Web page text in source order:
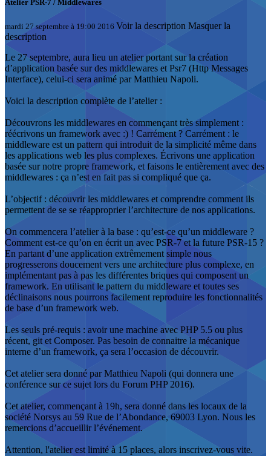
Atelier PSR-7 / Middlewares
mardi 27 septembre à 19:00 2016 Voir la description Masquer la
description
Le 27 septembre, aura lieu un atelier portant sur la création
d’application basée sur des middlewares et Psr7 (Http Messages
Interface), celui-ci sera animé par Matthieu Napoli.
Voici la description complète de l’atelier :
Découvrons les middlewares en commençant très simplement :
réécrivons un framework avec :) ! Carrément ? Carrément : le
middleware est un pattern qui introduit de la simplicité même dans
les applications web les plus complexes. Écrivons une application
basée sur notre propre framework, et faisons le entièrement avec des
middlewares : ça n’est en fait pas si compliqué que ça.
L’objectif : découvrir les middlewares et comprendre comment ils
permettent de se se réapproprier l’architecture de nos applications.
On commencera l’atelier à la base : qu’est-ce qu’un middleware ?
Comment est-ce qu’on en écrit un avec PSR-7 et la future PSR-15 ?
En partant d’une application extrêmement simple nous
progresserons doucement vers une architecture plus complexe, en
implémentant pas à pas les différentes briques qui composent un
framework. En utilisant le pattern du middleware et toutes ses
déclinaisons nous pourrons facilement reproduire les fonctionnalités
de base d’un framework web.
Les seuls pré-requis : avoir une machine avec PHP 5.5 ou plus
récent, git et Composer. Pas besoin de connaitre la mécanique
interne d’un framework, ça sera l’occasion de découvrir.
Cet atelier sera donné par Matthieu Napoli (qui donnera une
conférence sur ce sujet lors du Forum PHP 2016).
Cet atelier, commençant à 19h, sera donné dans les locaux de la
société Norsys au 59 Rue de l’Abondance, 69003 Lyon. Nous les
remercions d’accueillir l’événement.
Attention, l'atelier est limité à 15 places, alors inscrivez-vous vite.